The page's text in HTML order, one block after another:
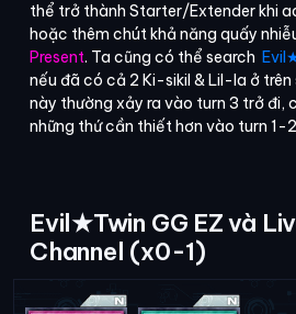
thể trở thành Starter/Extender khi
hoặc thêm chút khả năng quấy
Present. Ta cũng có thể search
nếu đã có cả 2 Ki-sikil & Lil-la ở
này thường xảy ra vào turn 3 trở đi,
những thứ cần thiết hơn vào turn 1-
Evil★Twin GG EZ và
Channel (x0-1)